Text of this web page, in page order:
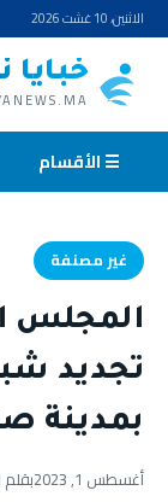
الاثنين، 10 غشت 2026
خبايا
☰ الأقسام
غير مصنفة
المجلس
تجديد
بمدينة
أغسطس 1, 2023 بقلم